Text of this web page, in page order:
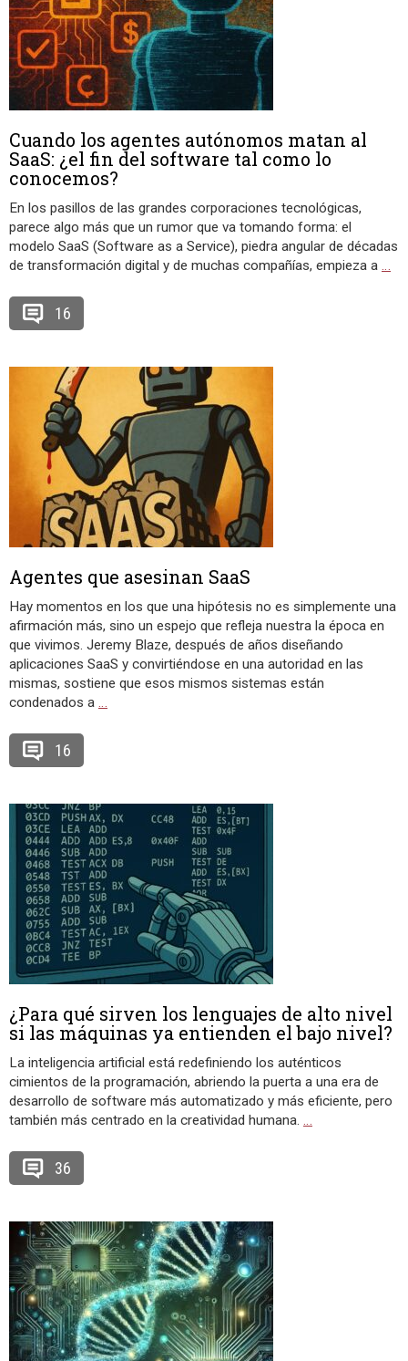
Cuando los agentes autónomos matan al
SaaS: ¿el fin del software tal como lo
conocemos?
En los pasillos de las grandes corporaciones tecnológicas,
parece algo más que un rumor que va tomando forma: el
modelo SaaS (Software as a Service), piedra angular de décadas
de transformación digital y de muchas compañías, empieza a …
16
Agentes que asesinan SaaS
Hay momentos en los que una hipótesis no es simplemente una
afirmación más, sino un espejo que refleja nuestra la época en
que vivimos. Jeremy Blaze, después de años diseñando
aplicaciones SaaS y convirtiéndose en una autoridad en las
mismas, sostiene que esos mismos sistemas están
condenados a …
16
¿Para qué sirven los lenguajes de alto nivel
si las máquinas ya entienden el bajo nivel?
La inteligencia artificial está redefiniendo los auténticos
cimientos de la programación, abriendo la puerta a una era de
desarrollo de software más automatizado y más eficiente, pero
también más centrado en la creatividad humana. …
36